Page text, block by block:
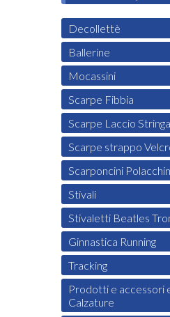
Decollettè
Ballerine
Mocassini
Scarpe Fibbia
Scarpe Laccio
Scarpe strappo
Scarponcini
Stivali
Stivaletti Beatles
Ginnastica Running
Tracking
Prodotti e accessori
Calzature